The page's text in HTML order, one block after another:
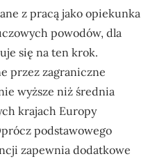
z pracą jako opiekunka
powodów, dla
się na ten krok.
przez zagraniczne
wyższe niż średnia
krajach Europy
podstawowego
zapewnia dodatkowe